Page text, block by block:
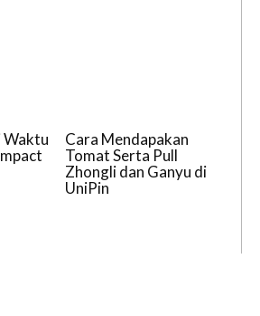
Waktu
Cara Mendapakan
Tomat Serta Pull
Zhongli dan Ganyu di
UniPin